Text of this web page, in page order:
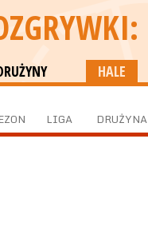
HALE
LIGA DRUŻYNA